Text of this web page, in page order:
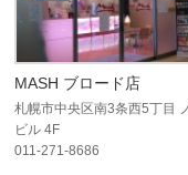
MASH ブロード店
札幌市中央区南3条西5丁目
ビル 4F
011-271-8686